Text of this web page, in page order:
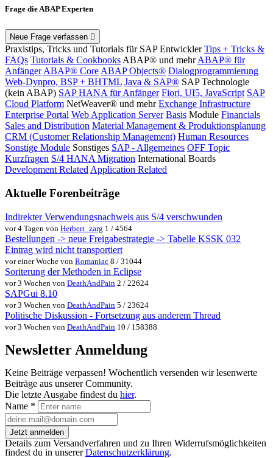
Frage die ABAP Experten
Neue Frage verfassen
Praxistips, Tricks und Tutorials für SAP Entwickler Tips + Tricks &
FAQs Tutorials & Cookbooks ABAP® und mehr ABAP® für
Anfänger ABAP® Core ABAP Objects® Dialogprogrammierung
Web-Dynpro, BSP + BHTML Java & SAP® SAP Technologie
(kein ABAP) SAP HANA für Anfänger Fiori, UI5, JavaScript SAP
Cloud Platform NetWeaver® und mehr Exchange Infrastructure
Enterprise Portal Web Application Server Basis Module Financials
Sales and Distribution Material Management & Produktionsplanung
CRM (Customer Relationship Management) Human Resources
Sonstige Module Sonstiges SAP - Allgemeines OFF Topic
Kurzfragen S/4 HANA Migration International Boards
Development Related Application Related
Aktuelle Forenbeiträge
Indirekter Verwendungsnachweis aus S/4 verschwunden
vor 4 Tagen von Herbert_zarg 1 / 4564
Bestellungen -> neue Freigabestrategie -> Tabelle KSSK 032
Eintrag wird nicht transportiert
vor einer Woche von Romaniac 8 / 31044
Soriterung der Methoden in Eclipse
vor 3 Wochen von DeathAndPain 2 / 22624
SAPGui 8.10
vor 3 Wochen von DeathAndPain 5 / 23624
Politische Diskussion - Fortsetzung aus anderem Thread
vor 3 Wochen von DeathAndPain 10 / 158388
Newsletter Anmeldung
Keine Beiträge verpassen! Wöchentlich versenden wir lesenwerte
Beiträge aus unserer Community.
Die letzte Ausgabe findest du hier.
Name *
Jetzt anmelden
Details zum Versandverfahren und zu Ihren Widerrufsmöglichkeiten
findest du in unsererDatenschutzerklärung.